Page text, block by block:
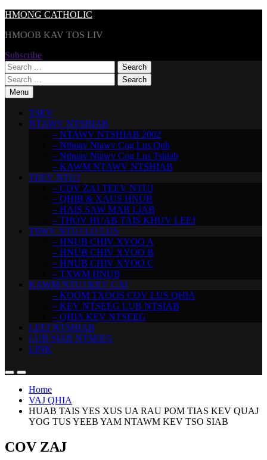
Skip
content
HMONG CATHOLIC
HMOOB KAV TOS LIV
Subscribe
Search
for:
Search
for:Menu
TSEV
NTAWV NTSHIAB
– NTAWV NTSHIAB 2002
– Nthuav Ntawv Cog Lus Qub
– Nthuav Ntawv Cog Lus Tshiab
– KAWM NTAWV NTSHIAB
TEEV NTUJ
– COV ZAJ TEEV NTUJ
– QHIB & XAUS HNUB
– HAIS SAW MAB LIAB
– THOV HUAB TAIS KHUV LEEJ
TSWV NTUJ LO LUS
– HNUB CHIV XYOO A
– HNUB CHIV XYOO B
– HNUB CHIV XYOO C
– TXWM HNUB
KAWM NTUJ KEV CAI
– KOOM TXOOS COV LUS QHIA
– KEV NTSEEG LUB NTSIAB
– QHIA KEV NTSEEG
LEEJ NTSHIAB
LUB SIAB NTSEEG
LINK
Home
VAJ QHIA
HUAB TAIS YES XUS UA RAU POM TIAS KEV QUAJ
YOG TUS YEEB YAM NTAWM KEV TSO SIAB
COV ZAJ